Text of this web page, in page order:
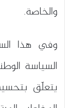
والخاصة.
وفي هذا
السياسة
يتعلّق